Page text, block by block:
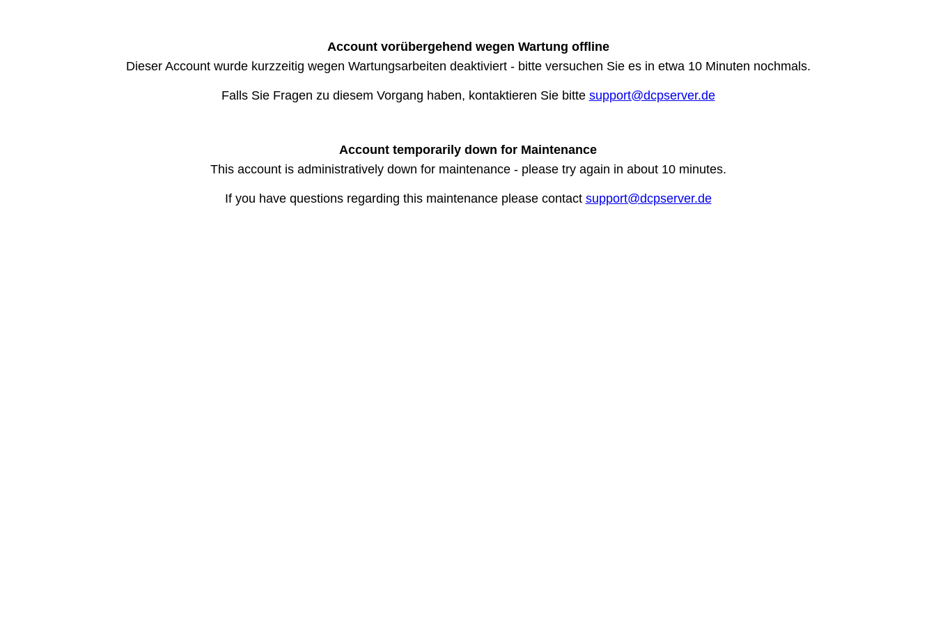
Account vorübergehend wegen Wartung offline
Dieser Account wurde kurzzeitig wegen Wartungsarbeiten deaktiviert - bitte versuchen Sie es in etwa 10 Minuten nochmals.
Falls Sie Fragen zu diesem Vorgang haben, kontaktieren Sie bitte support@dcpserver.de
Account temporarily down for Maintenance
This account is administratively down for maintenance - please try again in about 10 minutes.
If you have questions regarding this maintenance please contact support@dcpserver.de